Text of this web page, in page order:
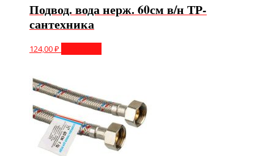
Подвод. вода нерж. 60см в/н ТР-
сантехника
124,00₽